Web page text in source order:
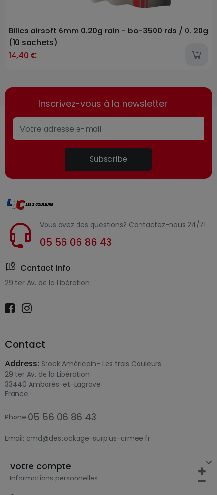
Billes airsoft 6mm 0.20g rain - bo-3500 rds / 0. 20g
(10 sachets)
14,40 €
Inscrivez-vous à la newsletter
Subscribe
Vous avez des questions? Contactez-nous 24/7!
05 56 06 86 43
Contact Info
29 ter Av. de la Libération
Contact
Address: Stock Américain- Les trois Couleurs
29 ter Av. de la Libération
33440 Ambarès-et-Lagrave
France
Phone:05 56 06 86 43
Email: cmd@destockage-surplus-armee.fr

Votre compte
Informations personnelles